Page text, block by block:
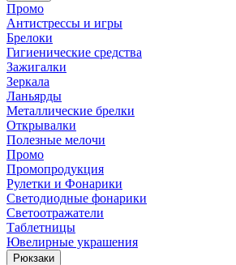
Промо
Антистрессы и игры
Брелоки
Гигиенические средства
Зажигалки
Зеркала
Ланьярды
Металлические брелки
Открывалки
Полезные мелочи
Промо
Промопродукция
Рулетки и Фонарики
Светодиодные фонарики
Светоотражатели
Таблетницы
Ювелирные украшения
Рюкзаки